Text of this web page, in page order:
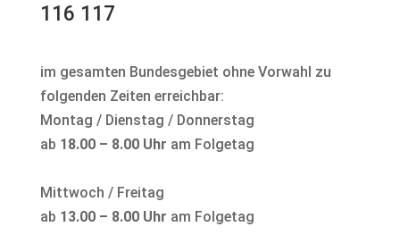
116 117
im gesamten Bundesgebiet ohne Vorwahl zu
folgenden Zeiten erreichbar:
Montag / Dienstag / Donnerstag
ab 18.00 – 8.00 Uhr am Folgetag
Mittwoch / Freitag
ab 13.00 – 8.00 Uhr am Folgetag